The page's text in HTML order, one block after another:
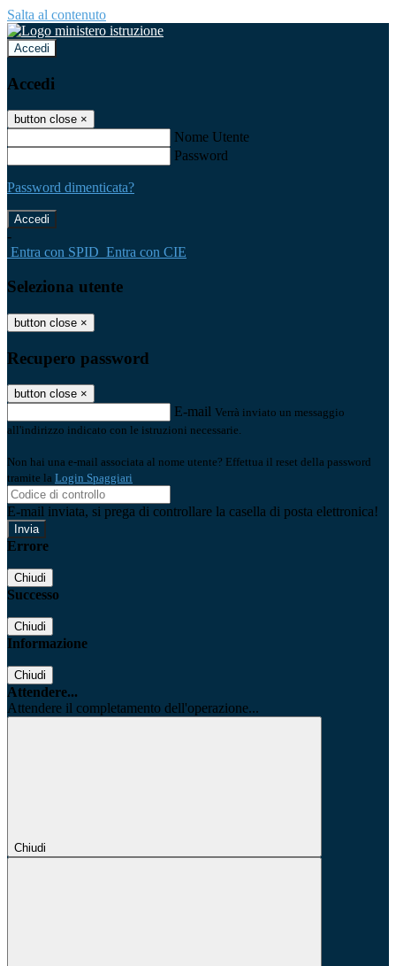
Salta al contenuto
Accedi
Accedi
button close ×
Nome Utente
Password
Password dimenticata?
-
Entra con SPID Entra con CIE
Seleziona utente
button close ×
Recupero password
button close ×
E-mail Verrà inviato un messaggio
all'indirizzo indicato con le istruzioni necessarie.
Non hai una e-mail associata al nome utente? Effettua il reset della password
tramite la Login Spaggiari
E-mail inviata, si prega di controllare la casella di posta elettronica!
Errore
Chiudi
Successo
Chiudi
Informazione
Chiudi
Attendere...
Attendere il completamento dell'operazione...
Chiudi